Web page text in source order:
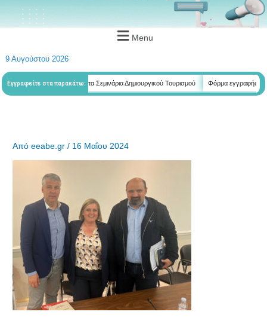
Menu
9 Αυγούστου 2026
Εγγραφείτε στα παρακάτω:
Φόρμα εγγραφής στα Σεμινάρια Δημιουργικού Τουρισμού Φόρμα εγγραφής στα
Απόeeabe.gr/ 16 Μαΐου 2024